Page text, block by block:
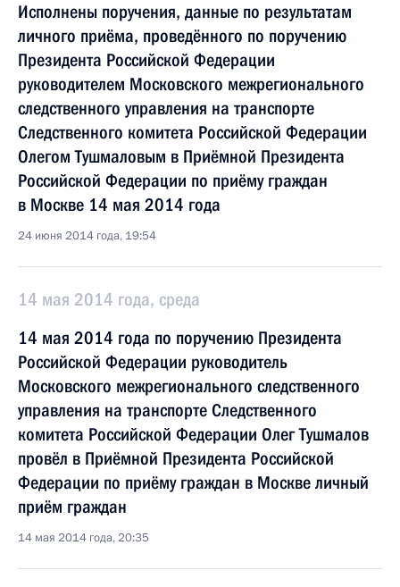
Исполнены поручения, данные по результатам
личного приёма, проведённого по поручению
Президента Российской Федерации
руководителем Московского межрегионального
следственного управления на транспорте
Следственного комитета Российской Федерации
Олегом Тушмаловым в Приёмной Президента
Российской Федерации по приёму граждан
в Москве 14 мая 2014 года
24 июня 2014 года, 19:54
14 мая 2014 года, среда
14 мая 2014 года по поручению Президента
Российской Федерации руководитель
Московского межрегионального следственного
управления на транспорте Следственного
комитета Российской Федерации Олег Тушмалов
провёл в Приёмной Президента Российской
Федерации по приёму граждан в Москве личный
приём граждан
14 мая 2014 года, 20:35